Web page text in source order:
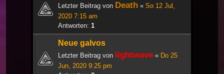
Letzter Beitrag von Death « So 12 Jul,
2020 7:15 am
Antworten: 1
Neue galvos
Letzter Beitrag von lightwave « Do 25
Jun, 2020 9:25 pm